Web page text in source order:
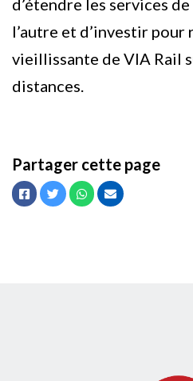
d’étendre les services
l’autre et d’investir
vieillissante de VIA Rail
distances.
Partager cette page
Facebook
TwitterWhatsappCourriel